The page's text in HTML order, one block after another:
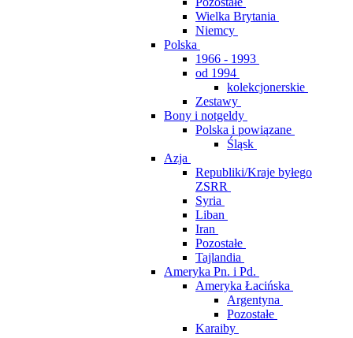
Wielka Brytania
Niemcy
Polska
1966 - 1993
od 1994
kolekcjonerskie
Zestawy
Bony i notgeldy
Polska i powiązane
Śląsk
Azja
Republiki/Kraje byłego
ZSRR
Syria
Liban
Iran
Pozostałe
Tajlandia
Ameryka Pn. i Pd.
Ameryka Łacińska
Argentyna
Pozostałe
Karaiby